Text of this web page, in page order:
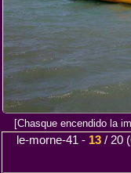
[Chasque encendido la
le-morne-41 - 13 / 20 (